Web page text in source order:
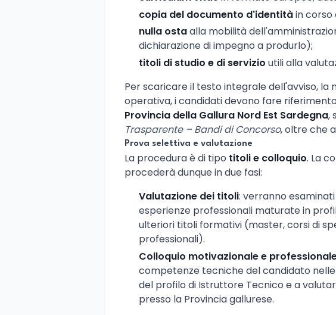
copia del documento d'identitàin corso
nulla ostaalla mobilità
dichiarazione di impegno a produrlo);
titoli di studio e di servizio utili alla
Per scaricare il testo integrale dell'avviso, la
operativa, i candidati devono fare
Provincia della Gallura Nord Est Sardegna,
Trasparente – Bandi di Concorso, oltre che
Prova selettiva e valutazione
La procedura è di tipo titoli e colloquio. La
procederà dunque in due fasi:
Valutazione dei titoli: verranno
esperienze professionali maturate in
ulteriori titoli formativi (master, corsi di
professionali).
Colloquio motivazionale e
competenze tecniche del candidato
del profilo di Istruttore Tecnico e a
presso la Provincia gallurese.